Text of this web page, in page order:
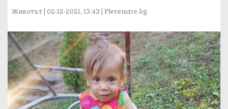
Животът | 02-12-2021, 13:43 | Plevenutre.bg